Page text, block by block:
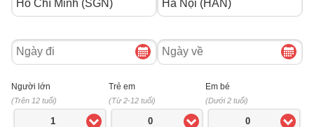
Ngày
đi
Ngày
về
Người lớn
(Trên 12 tuổi)
1
Trẻ em
(Từ 2-12 tuổi)
0
Em bé
(Dưới 2 tuổi)
0